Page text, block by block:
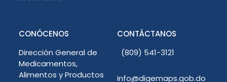
CONÓCENOS
Dirección General de
Medicamentos,
Alimentos y Productos
CONTÁCTANOS
(809) 541-3121
info@digemaps.gob.do